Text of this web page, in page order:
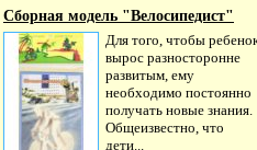
Сборная модель "Велосипедист"
Для того, чтобы
вырос разносторонне
развитым, ему
необходимо постоянно
получать новые знания.
Общеизвестно, что
дети...